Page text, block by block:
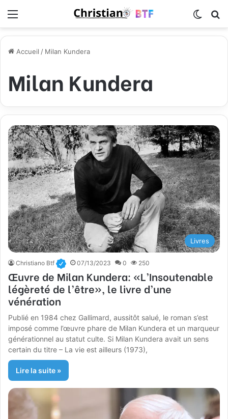
Accueil / Milan Kundera
Milan Kundera
Livres
Christiano Btf 07/13/2023 0 250
Œuvre de Milan Kundera: «L’Insoutenable
légèreté de l’être», le livre d’une
vénération
Publié en 1984 chez Gallimard, aussitôt salué, le roman s’est
imposé comme l’œuvre phare de Milan Kundera et un marqueur
générationnel au statut culte. Si Milan Kundera avait un sens
certain du titre – La vie est ailleurs (1973),
Lire la suite »